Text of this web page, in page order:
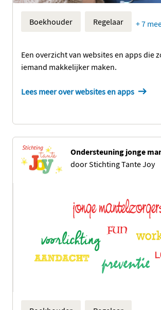
Boekhouder Regelaar + 7
Een overzicht van websites en apps die
iemand makkelijker maken.
Lees meer over websites en apps
Ondersteuning jonge
door Stichting Tante Joy